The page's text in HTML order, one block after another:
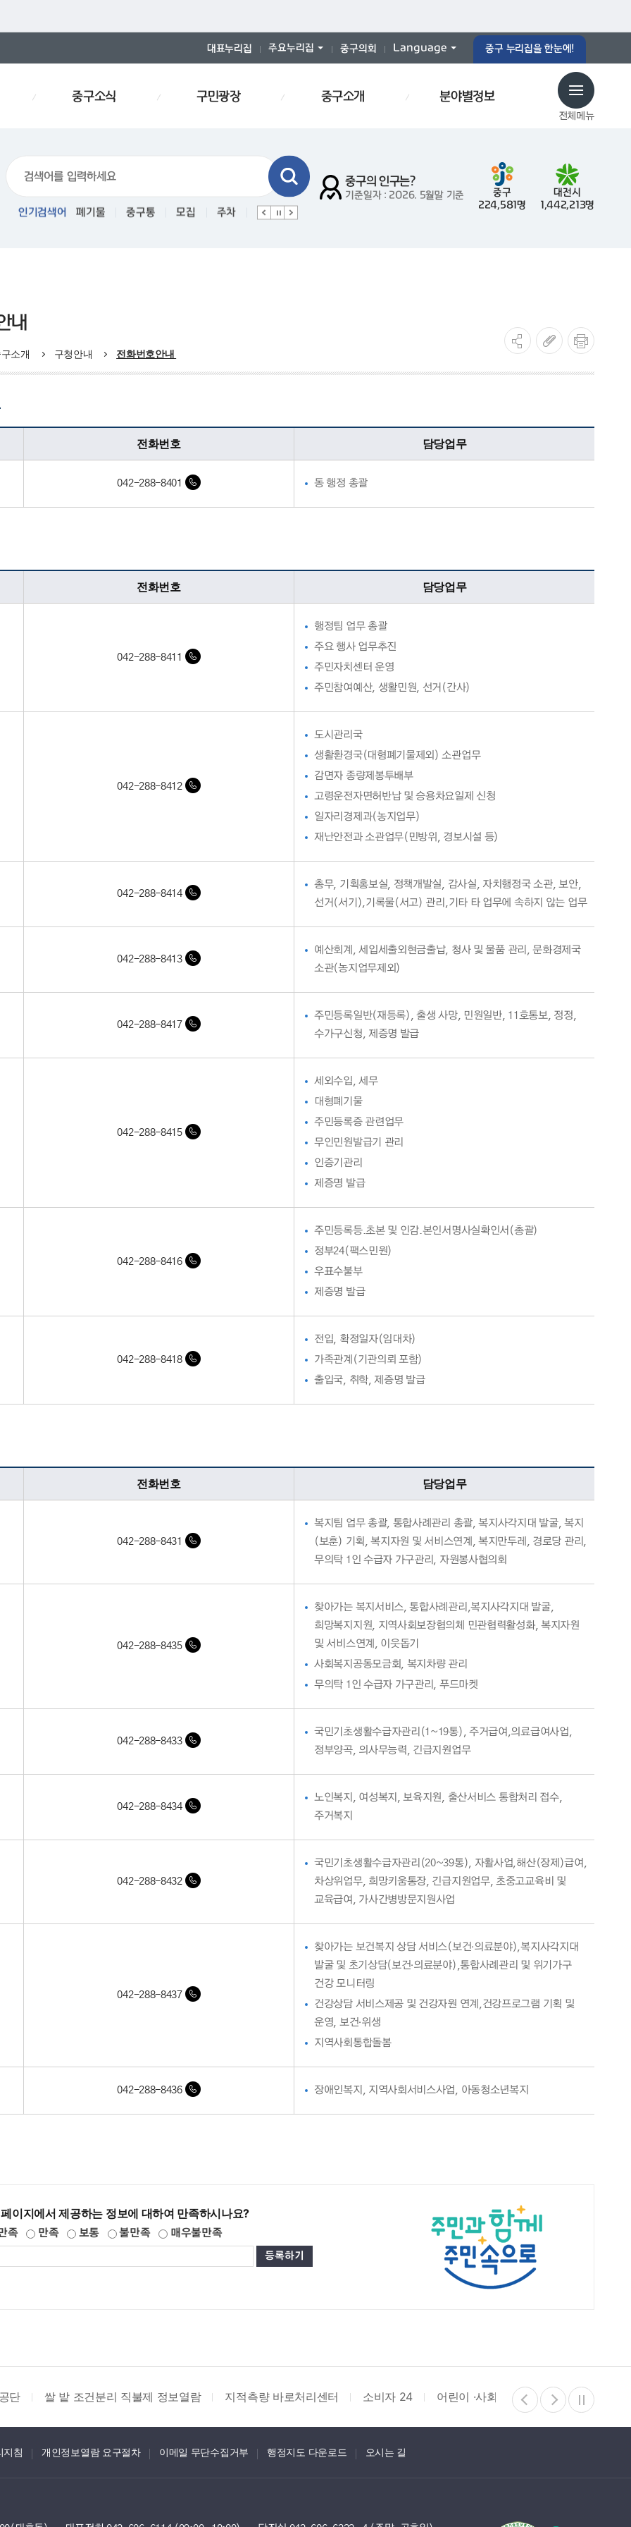
대표누리집 주요누리집 중구의회 Language 중구 누리집을 한눈에!
전체메뉴
중구소식 구민광장 중구소개 분야별정보
중구의 인구는?
기준일자 : 2026. 5월말 기준
중구
224,581명
대전시
1,442,213명
인기검색어
폐기물스티커 폐기물 중구통 모집 주차 인사 효문화 폐기물스티커 폐기물
내
소개 구청안내 전화번호안내
전화번호 담당업무
042-288-8401 동 행정 총괄
전화번호 담당업무
042-288-8411
행정팀 업무 총괄
주요 행사 업무추진
주민자치센터 운영
주민참여예산, 생활민원, 선거(간사)
042-288-8412
도시관리국
생활환경국(대형폐기물제외) 소관업무
감면자 종량제봉투배부
고령운전자면허반납 및 승용차요일제 신청
일자리경제과(농지업무)
재난안전과 소관업무(민방위, 경보시설 등)
042-288-8414
총무, 기획홍보실, 정책개발실, 감사실, 자치행정국 소관, 보안,
선거(서기),기록물(서고) 관리,기타 타 업무에 속하지 않는 업무
042-288-8413
예산회계, 세입세출외현금출납, 청사 및 물품 관리, 문화경제국
소관(농지업무제외)
042-288-8417
주민등록일반(재등록), 출생 사망, 민원일반, 11호통보, 정정,
수가구신청, 제증명 발급
042-288-8415
세외수입, 세무
대형폐기물
주민등록증 관련업무
무인민원발급기 관리
인증기관리
제증명 발급
042-288-8416
주민등록등.초본 및 인감.본인서명사실확인서(총괄)
정부24(팩스민원)
우표수불부
제증명 발급
042-288-8418
전입, 확정일자(임대차)
가족관계(기관의뢰 포함)
출입국, 취학, 제증명 발급
전화번호 담당업무
042-288-8431
복지팀 업무 총괄, 통합사례관리 총괄, 복지사각지대 발굴, 복지
(보훈) 기획, 복지자원 및 서비스연계, 복지만두레, 경로당 관리,
무의탁 1인 수급자 가구관리, 자원봉사협의회
042-288-8435
찾아가는 복지서비스, 통합사례관리,복지사각지대 발굴,
희망복지지원, 지역사회보장협의체 민관협력활성화, 복지자원
및 서비스연계, 이웃돕기
사회복지공동모금회, 복지차량 관리
무의탁 1인 수급자 가구관리, 푸드마켓
042-288-8433
국민기초생활수급자관리(1~19통), 주거급여,의료급여사업,
정부양곡, 의사무능력, 긴급지원업무
042-288-8434
노인복지, 여성복지, 보육지원, 출산서비스 통합처리 접수,
주거복지
042-288-8432
국민기초생활수급자관리(20~39통), 자활사업,해산(장제)급여,
차상위업무, 희망키움통장, 긴급지원업무, 초중고교육비 및
교육급여, 가사간병방문지원사업
042-288-8437
찾아가는 보건복지 상담 서비스(보건·의료분야),복지사각지대
발굴 및 초기상담(보건·의료분야),통합사례관리 및 위기가구
건강 모니터링
건강상담 서비스제공 및 건강자원 연계,건강프로그램 기획 및
운영, 보건·위생
지역사회통합돌봄
042-288-8436 장애인복지, 지역사회서비스사업, 아동청소년복지
이지에서 제공하는 정보에 대하여 만족하시나요?
족 만족 보통 불만족 매우불만족
단 쌀 밭 조건분리 직불제 정보열람 지적측량 바로처리센터 소비자 24 어린이 ·사회복지급식관리지원센터
지침 개인정보열람 요구절차 이메일 무단수집거부 행정지도 다운로드 오시는 길